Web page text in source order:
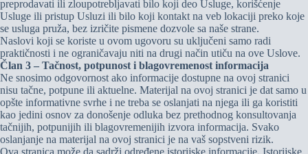
preprodavati ili zloupotrebljavati bilo koji deo Usluge, korišćenje
Usluge ili pristup Usluzi ili bilo koji kontakt na veb lokaciji preko koje
se usluga pruža, bez izričite pismene dozvole sa naše strane.
Naslovi koji se koriste u ovom ugovoru su uključeni samo radi
praktičnosti i ne ograničavaju niti na drugi način utiču na ove Uslove.
Član 3 – Tačnost, potpunost i blagovremenost informacija
Ne snosimo odgovornost ako informacije dostupne na ovoj stranici
nisu tačne, potpune ili aktuelne. Materijal na ovoj stranici je dat samo u
opšte informativne svrhe i ne treba se oslanjati na njega ili ga koristiti
kao jedini osnov za donošenje odluka bez prethodnog konsultovanja
tačnijih, potpunijih ili blagovremenijih izvora informacija. Svako
oslanjanje na materijal na ovoj stranici je na vaš sopstveni rizik.